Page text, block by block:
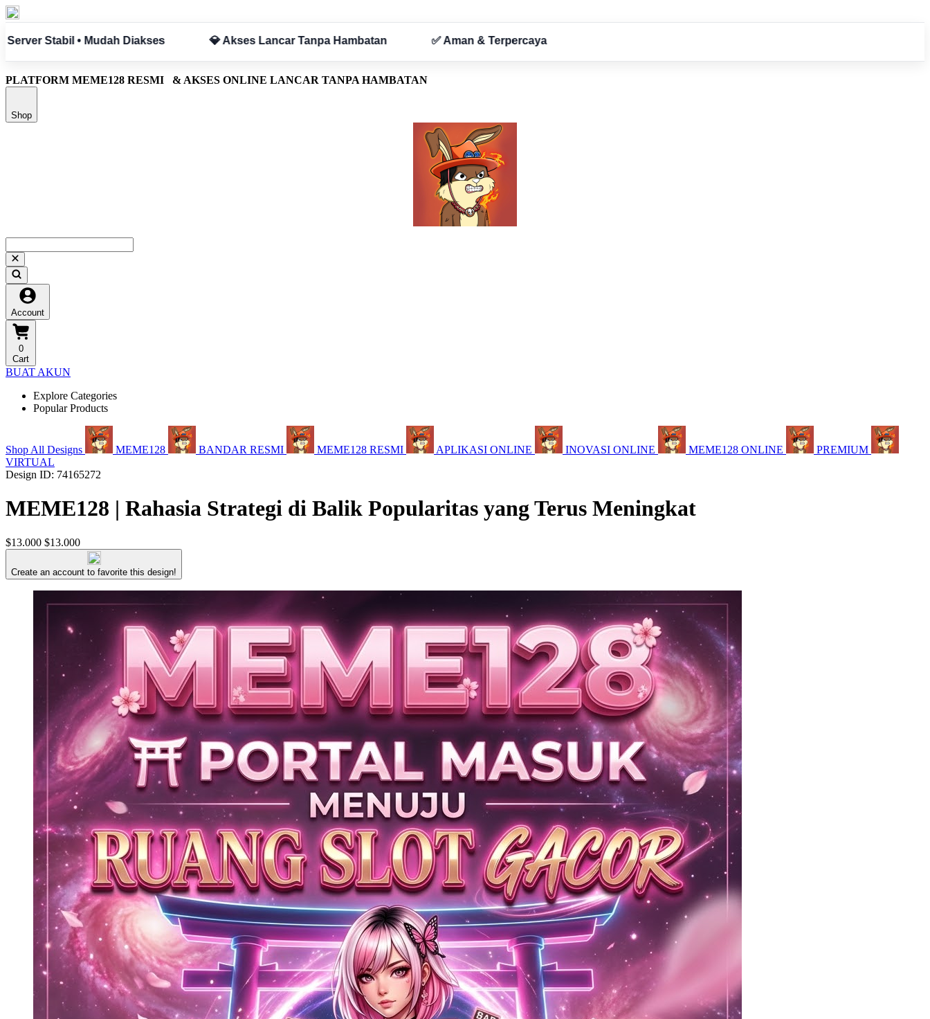
Hambatan ✅ Aman & Terpercaya
PLATFORM MEME128 RESMI & AKSES ONLINE LANCAR TANPA HAMBATAN
Shop
Account
0
Cart
BUAT AKUN
Explore Categories
Popular Products
Shop All Designs MEME128 BANDAR RESMI MEME128 RESMI APLIKASI ONLINE INOVASI ONLINE MEME128 ONLINE
PREMIUM
VIRTUAL
Design ID: 74165272
MEME128 | Rahasia Strategi di Balik Popularitas yang Terus Meningkat
$13.000 $13.000
Create an account to favorite this design!